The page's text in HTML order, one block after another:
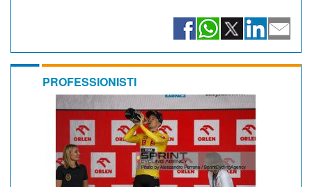
PROFESSIONISTI